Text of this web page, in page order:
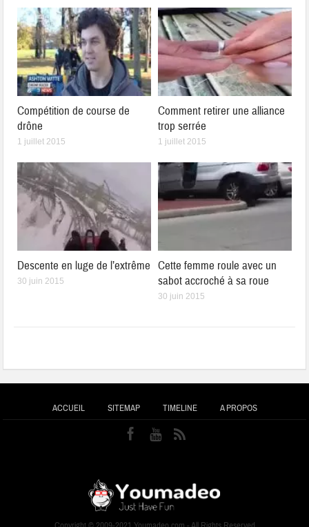
Compétition de course de
drône
1 juillet 2015
Comment retirer une alliance
trop serrée
1 juillet 2015
Descente en luge de l’extrême
30 juin 2015
Cette femme roule avec un
sabot accroché à sa roue
30 juin 2015
ACCUEIL SITEMAP TIMELINE A PROPOS